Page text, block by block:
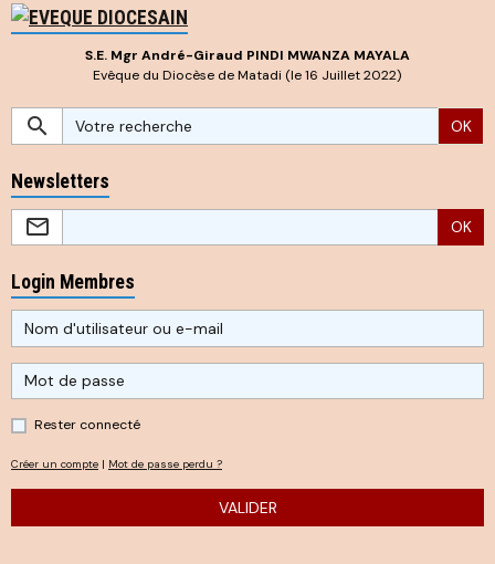
S.E. Mgr André-Giraud PINDI MWANZA MAYALA
Evêque du Diocèse de Matadi (le 16 Juillet 2022)
OK
Newsletters
OK
Login Membres
Rester connecté
Créer un compte | Mot de passe perdu ?
VALIDER